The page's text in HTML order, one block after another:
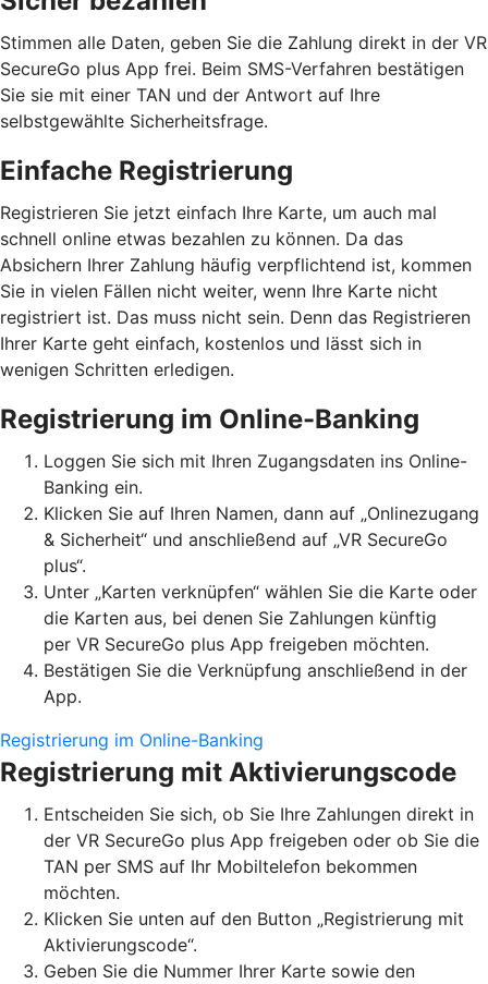
Stimmen alle Daten, geben Sie die Zahlung direkt in der VR
SecureGo plus App frei. Beim SMS-Verfahren bestätigen
Sie sie mit einer TAN und der Antwort auf Ihre
selbstgewählte Sicherheitsfrage.
Einfache Registrierung
Registrieren Sie jetzt einfach Ihre Karte, um auch mal
schnell online etwas bezahlen zu können. Da das
Absichern Ihrer Zahlung häufig verpflichtend ist, kommen
Sie in vielen Fällen nicht weiter, wenn Ihre Karte nicht
registriert ist. Das muss nicht sein. Denn das Registrieren
Ihrer Karte geht einfach, kostenlos und lässt sich in
wenigen Schritten erledigen.
Registrierung im Online-Banking
Loggen Sie sich mit Ihren Zugangsdaten ins Online-
Banking ein.
Klicken Sie auf Ihren Namen, dann auf „Onlinezugang
& Sicherheit“ und anschließend auf „VR SecureGo
plus“.
Unter „Karten verknüpfen“ wählen Sie die Karte oder
die Karten aus, bei denen Sie Zahlungen künftig
per VR SecureGo plus App freigeben möchten.
Bestätigen Sie die Verknüpfung anschließend in der
App.
Registrierung im Online-Banking
Registrierung mit Aktivierungscode
Entscheiden Sie sich, ob Sie Ihre Zahlungen direkt in
der VR SecureGo plus App freigeben oder ob Sie die
TAN per SMS auf Ihr Mobiltelefon bekommen
möchten.
Klicken Sie unten auf den Button „Registrierung mit
Aktivierungscode“.
Geben Sie die Nummer Ihrer Karte sowie den